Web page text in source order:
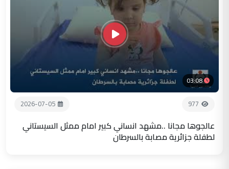
03:08
977
2026-07-05
عالجوها مجانا ..مشهد انساني كبير امام ممثل السيستاني
لطفلة جزائرية مصابة بالسرطان